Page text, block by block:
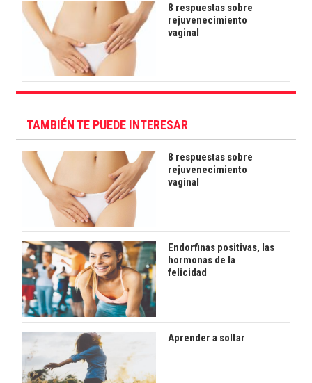
8 respuestas sobre
rejuvenecimiento
vaginal
TAMBIÉN TE PUEDE INTERESAR
8 respuestas sobre
rejuvenecimiento
vaginal
Endorfinas positivas, las
hormonas de la
felicidad
Aprender a soltar